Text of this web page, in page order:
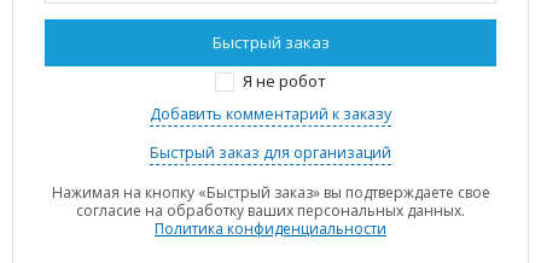
Я не робот
Добавить комментарий к заказу
Быстрый заказ для организаций
Нажимая на кнопку «Быстрый заказ» вы подтверждаете свое
согласие на обработку ваших персональных данных.
Политика конфиденциальности